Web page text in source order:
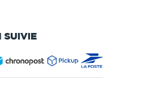
SUIVIE